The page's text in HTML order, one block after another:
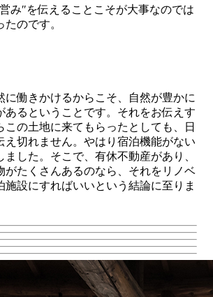
み″を伝えることこそが大事なのでは
のです。
に働きかけるからこそ、自然が豊かに
あるということです。それをお伝えす
この土地に来てもらったとしても、日
え切れません。やはり宿泊機能がない
ました。そこで、有休不動産があり、
がたくさんあるのなら、それをリノベ
施設にすればいいという結論に至りま